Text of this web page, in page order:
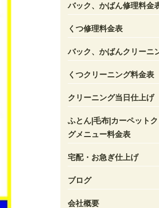
バック、かばん修理料金
くつ修理料金表
バック、かばんクリーニ
くつクリーニング料金表
クリーニング当日仕上げ
ふとん|毛布|カーペット
グメニュー料金表
宅配・お急ぎ仕上げ
ブログ
会社概要